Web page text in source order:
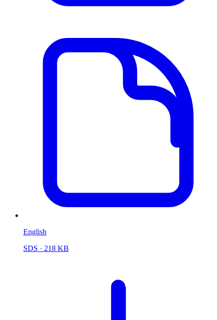
English
SDS · 218 KB